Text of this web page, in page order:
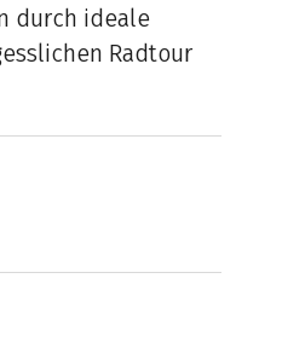
durch ideale
Radtour